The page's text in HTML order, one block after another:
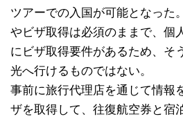
ツアーでの入国が可能となった
やビザ取得は必須のままで、個
にビザ取得要件があるため、そ
光へ行けるものではない。
事前に旅行代理店を通じて情報
ザを取得して、往復航空券と宿